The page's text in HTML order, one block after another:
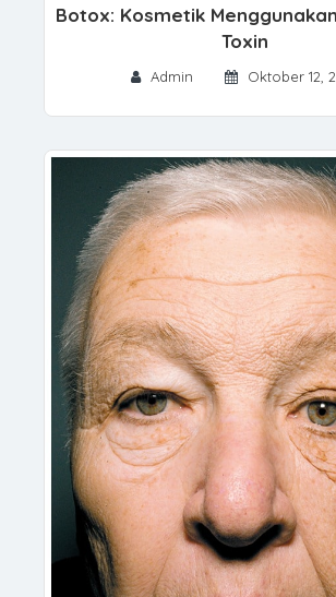
Botox: Kosmetik
Toxin
Admin Oktober 12,